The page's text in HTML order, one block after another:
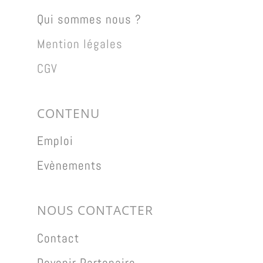
Qui sommes nous ?
Mention légales
CGV
CONTENU
Emploi
Evènements
NOUS CONTACTER
Contact